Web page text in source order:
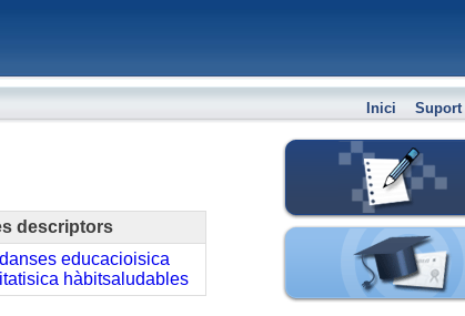
Inici Suport
descriptors
danses educacioisica
hàbitsaludables
Crea el teu bloc
Espai de proves